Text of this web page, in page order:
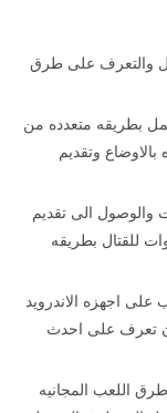
والتعرف على طرق
بطريقه متعدده من
وتقديم
والوصول الى تقديم
للقتال بطريقه
اجهزه الاندرويد
تعرف على احدث
اللعب المجانيه